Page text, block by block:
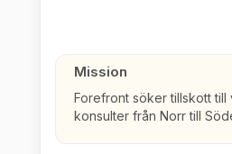
Mission
Forefront söker tillskott till
konsulter från Norr till